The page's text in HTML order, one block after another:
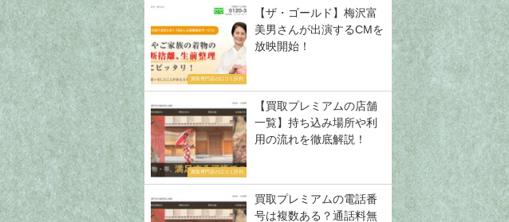
買取専門店の口コミ評判
【ザ・ゴールド】梅沢富
美男さんが出演するCMを
放映開始！
買取専門店の口コミ評判
【買取プレミアムの店舗
一覧】持ち込み場所や利
用の流れを徹底解説！
買取プレミアムの電話番
号は複数ある？通話料無